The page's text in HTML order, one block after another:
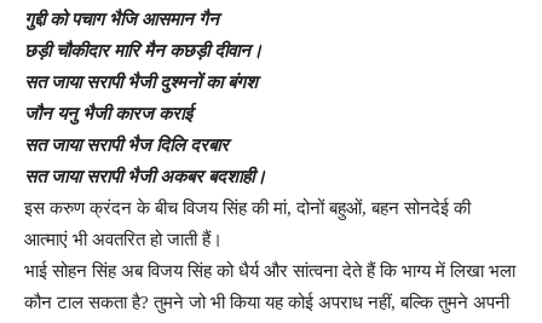
गुद्दी को पचाग भैजि आसमान गैन
छड़ी चौकीदार मारि मैन कछड़ी दीवान।
सत जाया सरापी भैजी दुश्मनों का बंगश
जौन यनु भैजी कारज कराई
सत जाया सरापी भैज दिलि दरबार
सत जाया सरापी भैजी अकबर बदशाही।
इस करुण क्रंदन के बीच विजय सिंह की मां, दोनों बहुओं, बहन सोनदेई की
आत्माएं भी अवतरित हो जाती हैं।
भाई सोहन सिंह अब विजय सिंह को धैर्य और सांत्वना देते हैं कि भाग्य में लिखा भला
कौन टाल सकता है? तुमने जो भी किया यह कोई अपराध नहीं, बल्कि तुमने अपनी